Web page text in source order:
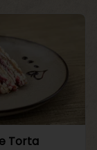
Torta